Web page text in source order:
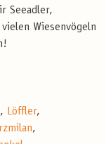
Seeadler,
Wiesenvögeln
, Löffler,
,